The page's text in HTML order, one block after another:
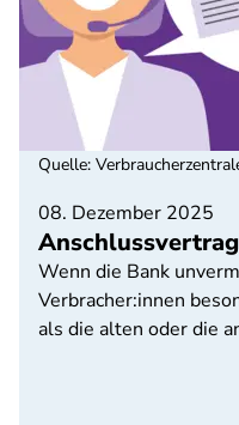
08. Dezember 2025
Wenn die Bank
Verbracher:innen
als die alten oder die
Quelle: